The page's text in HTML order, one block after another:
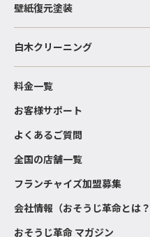
壁紙復元塗装
白木クリーニング
料金一覧
お客様サポート
よくあるご質問
全国の店舗一覧
フランチャイズ加盟募集
会社情報（おそうじ革命とは？
おそうじ革命 マガジン